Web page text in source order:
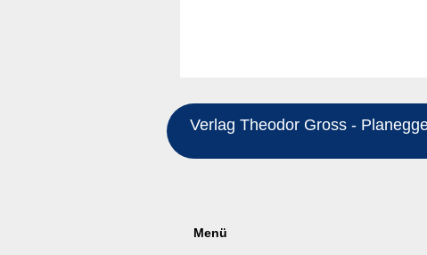
Verlag Theodor Gross -
Menü